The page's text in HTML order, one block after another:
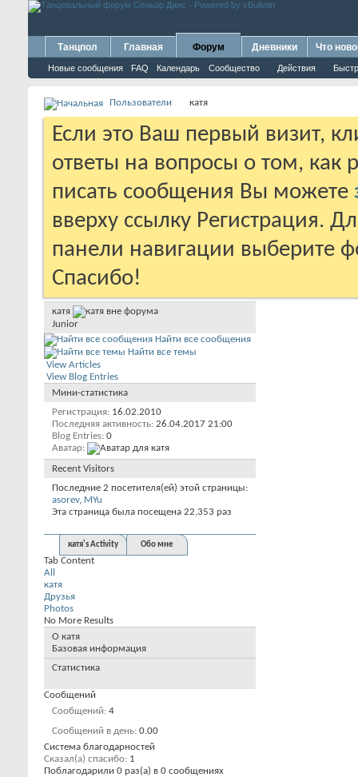
Танцпол Главная Форум
Новые сообщения FAQ Календарь Сообщество Действия
Дневники Что
Пользователи катя
Если это Ваш первый визит,
ответы на вопросы о том, как
писать сообщения Вы можете
вверху ссылку Регистрация.
панели навигации выберите
Спасибо!
катя
Junior
Найти все сообщения
Найти все темы
View Articles
View Blog Entries
Мини-статистика
Регистрация 16.02.2010
Последняя активность 26.04.2017 21:00
Blog Entries 0
Аватар
Recent Visitors
Последние 2 посетителя(ей) этой страницы:
asorev, MYu
Эта страница была посещена 22,353 раз
катя's Activity Обо мне
Tab Content
All
катя
Друзья
Photos
No More Results
О катя
Базовая информация
Статистика
Сообщений
Сообщений 4
Сообщений в день 0.00
Система благодарностей
Сказал(а) спасибо 1
Поблагодарили 0 раз(а) в 0 сообщениях